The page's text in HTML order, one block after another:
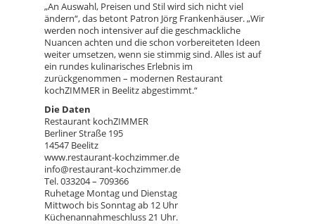
„An Auswahl, Preisen und Stil wird sich nicht viel
ändern“, das betont Patron Jörg Frankenhäuser. „Wir
werden noch intensiver auf die geschmackliche
Nuancen achten und die schon vorbereiteten Ideen
weiter umsetzen, wenn sie stimmig sind. Alles ist auf
ein rundes kulinarisches Erlebnis im
zurückgenommen – modernen Restaurant
kochZIMMER in Beelitz abgestimmt.“
Die Daten
Restaurant kochZIMMER
Berliner Straße 195
14547 Beelitz
www.restaurant-kochzimmer.de
info@restaurant-kochzimmer.de
Tel. 033204 – 709366
Ruhetage Montag und Dienstag
Mittwoch bis Sonntag ab 12 Uhr
Küchenannahmeschluss 21 Uhr.